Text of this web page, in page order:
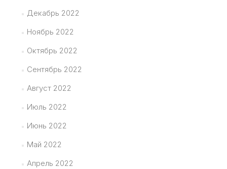
Декабрь 2022
Ноябрь 2022
Октябрь 2022
Сентябрь 2022
Август 2022
Июль 2022
Июнь 2022
Май 2022
Апрель 2022